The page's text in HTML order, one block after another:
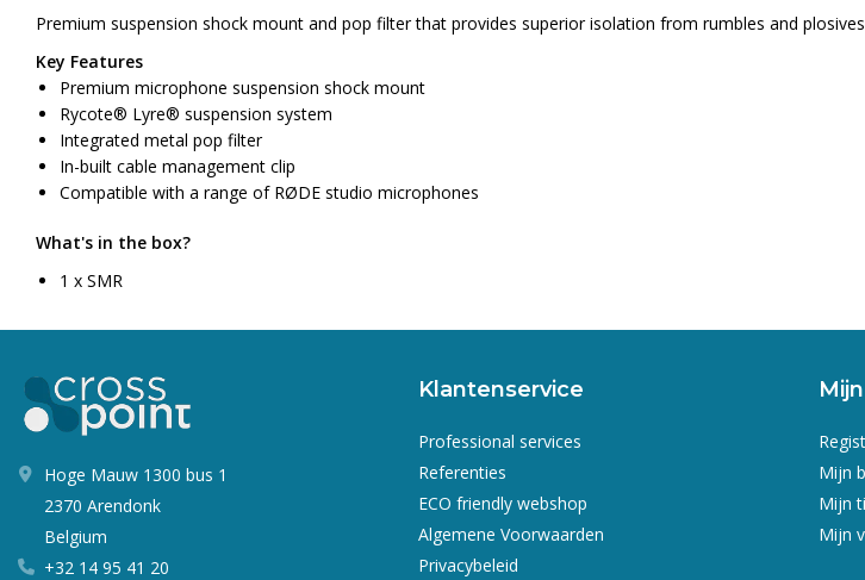
Premium suspension shock mount and pop filter that provides superior isolation from rumbles and
Key Features
Premium microphone suspension shock mount
Rycote®️ Lyre®️ suspension system
Integrated metal pop filter
In-built cable management clip
Compatible with a range of RØDE studio microphones
What's in the box?
1 x SMR
Hoge Mauw 1300 bus 1
2370 Arendonk
Belgium
+32 14 95 41 20
Klantenservice
Professional services
Referenties
ECO friendly webshop
Algemene Voorwaarden
Privacybeleid
Mijn
Mijn
Mijn